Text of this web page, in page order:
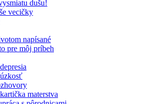
dušu!
vecičky
napísané
pre môj príbeh
materstva